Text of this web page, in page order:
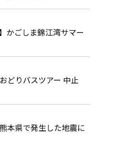
かごしま錦江湾サマー
どりバスツアー 中止
本県で発生した地震に